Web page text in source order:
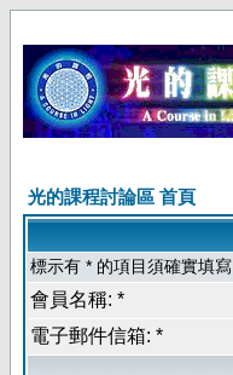
光的課程討論區 首頁
標示有 * 的項目須確實填寫
會員名稱: *
電子郵件信箱: *